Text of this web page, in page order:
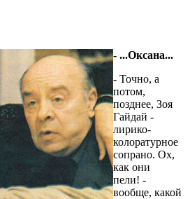
- ...Оксана...
- Точно, а
потом,
позднее, Зоя
Гайдай -
лирико-
колоратурное
сопрано. Ох,
как они
пели! -
вообще, какой